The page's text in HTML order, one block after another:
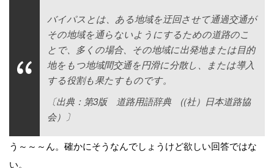
バイパスとは、ある地域を迂回させて通過交通が
その地域を通らないようにするための道路のこ
とで、多くの場合、その地域に出発地または目的
地をもつ地域間交通を円滑に分散し、または導入
する役割も果たすものです。
〔出典：第3版 道路用語辞典 ((社）日本道路協
会）〕
う～～～ん。確かにそうなんでしょうけど欲しい回答ではな
い。